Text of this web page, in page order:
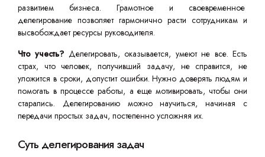
развитием бизнеса. Грамотное и своевременное
делегирование позволяет гармонично расти сотрудникам и
высвобождает ресурсы руководителя.
Что учесть? Делегировать, оказывается, умеют не все. Есть
страх, что человек, получивший задачу, не справится, не
уложится в сроки, допустит ошибки. Нужно доверять людям и
помогать в процессе работы, а еще мотивировать, чтобы они
старались. Делегированию можно научиться, начиная с
передачи простых задач, постепенно усложняя их.
Суть делегирования задач